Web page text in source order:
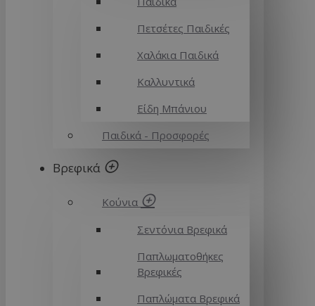
Πετσέτες Παιδικές
Χαλάκια Παιδικά
Καλλυντικά
Είδη Μπάνιου
Παιδικά - Προσφορές
Βρεφικά
Κούνια
Σεντόνια Βρεφικά
Παπλωματοθήκες
Βρεφικές
Παπλώματα Βρεφικά